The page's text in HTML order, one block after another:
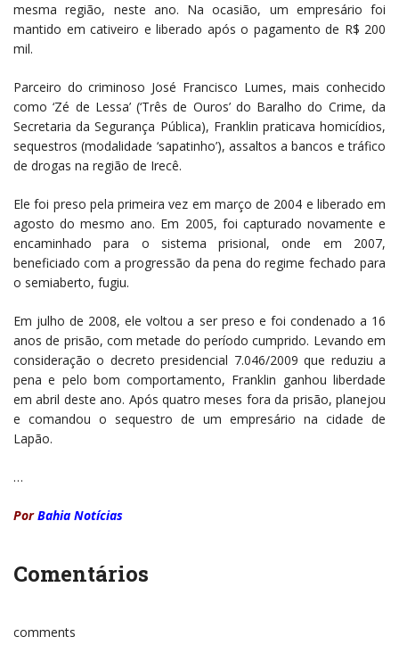
mesma região, neste ano. Na ocasião, um empresário foi
mantido em cativeiro e liberado após o pagamento de R$ 200
mil.
Parceiro do criminoso José Francisco Lumes, mais conhecido
como ‘Zé de Lessa’ (‘Três de Ouros’ do Baralho do Crime, da
Secretaria da Segurança Pública), Franklin praticava homicídios,
sequestros (modalidade ‘sapatinho’), assaltos a bancos e tráfico
de drogas na região de Irecê.
Ele foi preso pela primeira vez em março de 2004 e liberado em
agosto do mesmo ano. Em 2005, foi capturado novamente e
encaminhado para o sistema prisional, onde em 2007,
beneficiado com a progressão da pena do regime fechado para
o semiaberto, fugiu.
Em julho de 2008, ele voltou a ser preso e foi condenado a 16
anos de prisão, com metade do período cumprido. Levando em
consideração o decreto presidencial 7.046/2009 que reduziu a
pena e pelo bom comportamento, Franklin ganhou liberdade
em abril deste ano. Após quatro meses fora da prisão, planejou
e comandou o sequestro de um empresário na cidade de
Lapão.
…
PorBahia Notícias
Comentários
comments